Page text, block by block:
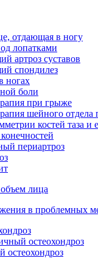
отдающая в ногу
лопатками
артроз суставов
спондилез
ногах
боли
при грыже
шейного отдела
костей таза и
периартроз
лица
в проблемных
остеохондроз
остеохондроз